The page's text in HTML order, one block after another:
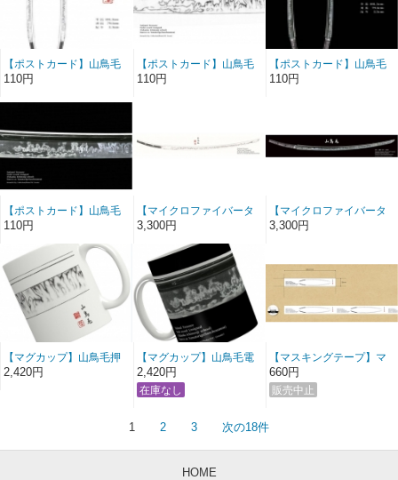
【ポストカード】山鳥毛
押形
110円
【ポストカード】山鳥毛
押形刃文
110円
【ポストカード】山鳥毛
電影
110円
【ポストカード】山鳥毛
電影刃文
110円
【マイクロファイバータ
オル】山鳥毛等身大マイ
（白）玉置城ニ押形
3,300円
【マイクロファイバータ
オル】山鳥毛等身大マイ
3,300円
【マグカップ】山鳥毛押
形刃文マグカップ（白）
2,420円
【マグカップ】山鳥毛電
影刃文マグカップ（黒）
全周デザイン
2,420円
【マスキングテープ】マ
スキングテープ山鳥毛押
形刃文（白）
660円
1 2 3 次の18件
HOME